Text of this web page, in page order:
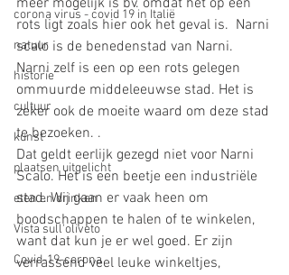
corona virus - covid 19 in Italië
natuur
historie
cultuur
kunst
plaatsen uitgelicht
eten en drinken
Vista sull'oliveto
Covid-19-corona
meer mogelijk is bv. omdat het op een
rots ligt zoals hier ook het geval is.  Narni
scalo is de benedenstad van Narni.
Narni zelf is een op een rots gelegen
ommuurde middeleeuwse stad. Het is
zeker ook de moeite waard om deze stad
te bezoeken. .
Dat geldt eerlijk gezegd niet voor Narni
Scalo. Het is een beetje een industriële
stad. Wij gaan er vaak heen om
boodschappen te halen of te winkelen,
want dat kun je er wel goed. Er zijn
verrassend veel leuke winkeltjes,